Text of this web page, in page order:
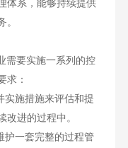
体系，能够持续提供
。
要实施一系列的控
求：
施措施来评估和提
改进的过程中。
一套完整的过程管